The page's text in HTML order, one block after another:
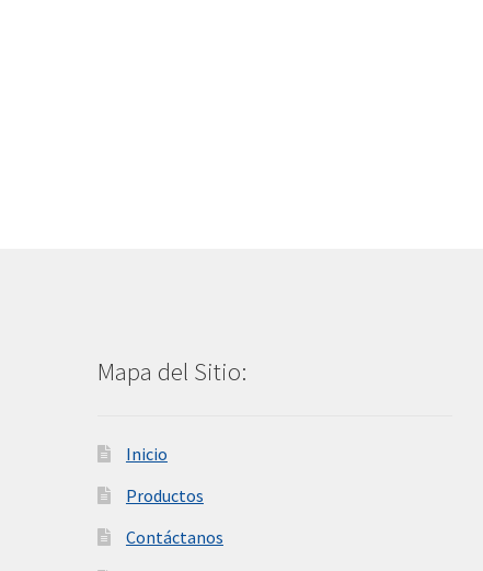
Mapa del Sitio:
Inicio
Productos
Contáctanos